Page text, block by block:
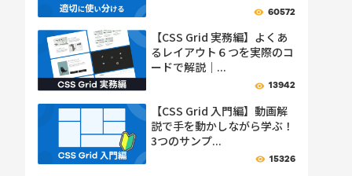
60572
【CSS Grid 実務編】よくあ
るレイアウト６つを実際のコ
ードで解説｜...
13942
【CSS Grid 入門編】動画解
説で手を動かしながら学ぶ！
3つのサンプ...
15326